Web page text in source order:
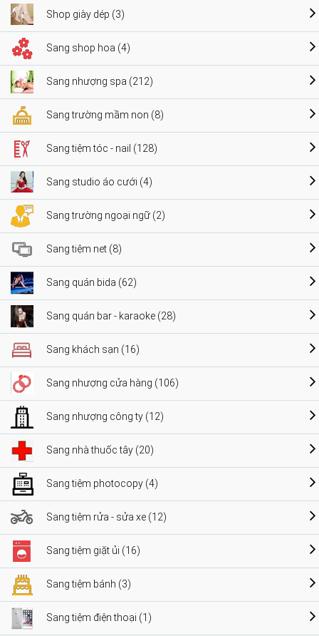
Shop giày dép (3)
Sang shop hoa (4)
Sang nhượng spa (212)
Sang trường mầm non (8)
Sang tiệm tóc - nail (128)
Sang studio áo cưới (4)
Sang trường ngoại ngữ (2)
Sang tiệm net (8)
Sang quán bida (62)
Sang quán bar - karaoke (28)
Sang khách sạn (16)
Sang nhượng cửa hàng (106)
Sang nhượng công ty (12)
Sang nhà thuốc tây (20)
Sang tiệm photocopy (4)
Sang tiệm rửa - sửa xe (12)
Sang tiệm giặt ủi (16)
Sang tiệm bánh (3)
Sang tiệm điện thoại (1)